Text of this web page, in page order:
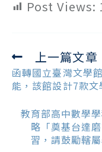
Post Views:
Read
more
articles
上一篇文章
函轉國立臺灣文學
能，該館設計7款
教育部高中數學
略「奠基台達
習，請鼓勵轄